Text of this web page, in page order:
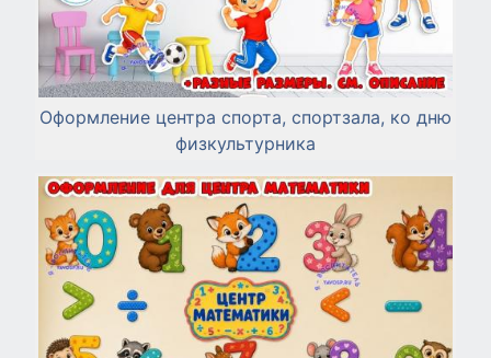
Оформление центра спорта, спортзала, ко дню
физкультурника